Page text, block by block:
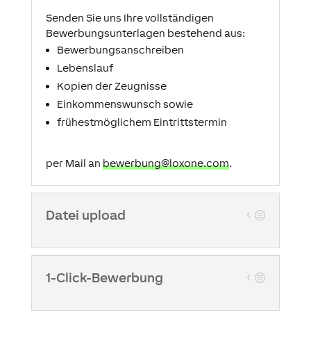
Senden Sie uns Ihre vollständigen
Bewerbungsunterlagen bestehend aus:
Bewerbungsanschreiben
Lebenslauf
Kopien der Zeugnisse
Einkommenswunsch sowie
frühestmöglichem Eintrittstermin
per Mail an bewerbung@loxone.com.
Datei upload
1-Click-Bewerbung